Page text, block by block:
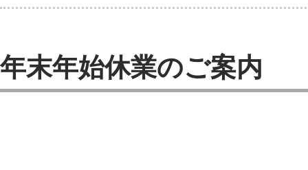
年末年始休業のご案内